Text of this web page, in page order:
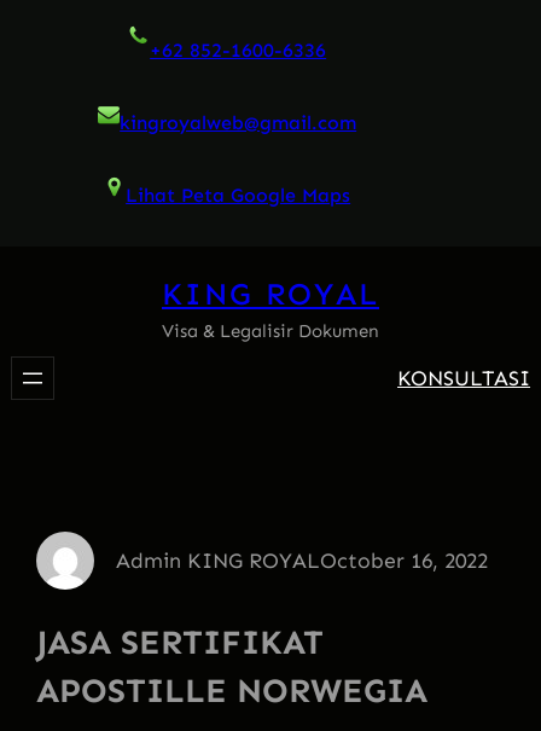
+62 852-1600-6336
kingroyalweb@gmail.com
Lihat Peta Google Maps
KING ROYAL
Visa & Legalisir Dokumen
KONSULTASI
Admin KING ROYALOctober 16, 2022
JASA SERTIFIKAT
APOSTILLE NORWEGIA